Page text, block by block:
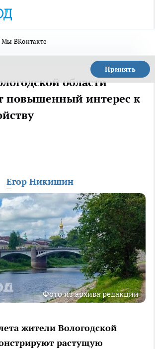
Мы ВКонтакте
Принять
области
повышенный интерес к
Егор Никишин
Фото из архива редакции
жители Вологодской
растущую